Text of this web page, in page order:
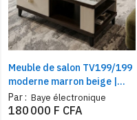
Meuble de salon TV199/199
moderne marron beige |
Ensemble table TV + table
basse assortie
Par : Baye électronique
180 000 F CFA